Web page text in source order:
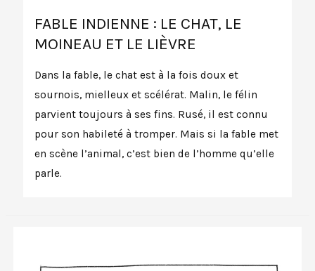
FABLE INDIENNE : LE CHAT, LE
MOINEAU ET LE LIÈVRE
Dans la fable, le chat est à la fois doux et
sournois, mielleux et scélérat. Malin, le félin
parvient toujours à ses fins. Rusé, il est connu
pour son habileté à tromper. Mais si la fable met
en scène l’animal, c’est bien de l’homme qu’elle
parle.